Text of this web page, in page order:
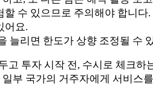
수 있으므로 주의해야 합니다.
어요.
늘리면 한도가 상향 조정될 수
투자 시작 전, 수시로 체크
부 국가의 거주자에게 서비